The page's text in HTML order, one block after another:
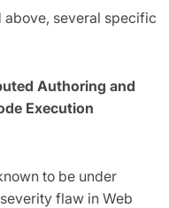
above, several specific
Authoring and
Execution
to be under
flaw in Web